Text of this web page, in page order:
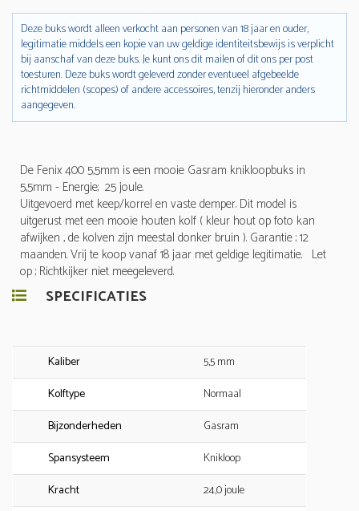
Deze buks wordt alleen verkocht aan personen van 18 jaar en ouder,
legitimatie middels een kopie van uw geldige identiteitsbewijs is verplicht
bij aanschaf van deze buks. Je kunt ons dit mailen of dit ons per post
toesturen. Deze buks wordt geleverd zonder eventueel afgebeelde
richtmiddelen (scopes) of andere accessoires, tenzij hieronder anders
aangegeven.
De Fenix 400 5,5mm is een mooie Gasram knikloopbuks in
5,5mm - Energie; 25 joule.
Uitgevoerd met keep/korrel en vaste demper. Dit model is
uitgerust met een mooie houten kolf ( kleur hout op foto kan
afwijken , de kolven zijn meestal donker bruin ). Garantie ; 12
maanden. Vrij te koop vanaf 18 jaar met geldige legitimatie. Let
op ; Richtkijker niet meegeleverd.
SPECIFICATIES
Kaliber
5,5 mm
Kolftype
Normaal
Bijzonderheden
Gasram
Spansysteem
Knikloop
Kracht
24,0 joule